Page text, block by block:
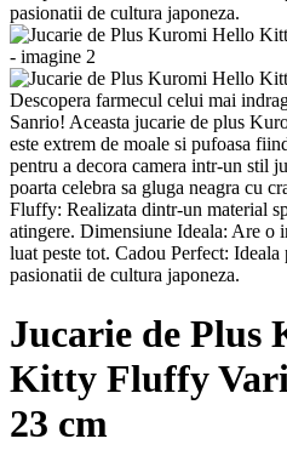
Jucarie de Plus
Kitty Fluffy
23 cm